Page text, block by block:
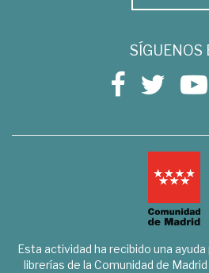
SÍGUENOS
Esta actividad ha recibido una
librerías de la Comunidad de